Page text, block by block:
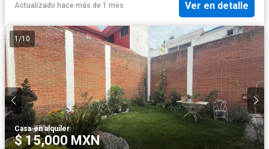
Actualizado hace más de 1 mes Ver en detalle
1/10
Casa·en alquiler
$ 15,000 MXN